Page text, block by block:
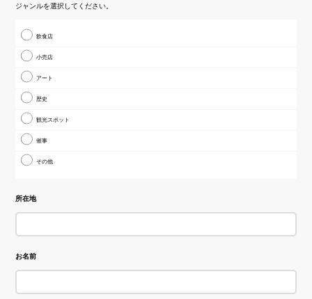
ジャンルを選択してください。
飲食店
小売店
アート
歴史
観光スポット
催事
その他
所在地
お名前